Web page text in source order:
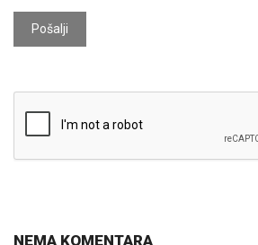
Pošalji
NEMA KOMENTARA